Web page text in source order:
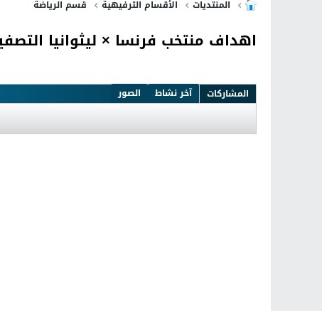
المنتديات
الأقسام الترفيهية قسم الرياضة
اهداف منتخب فرنسا × ليثوانيا
المشاركات آخر نشاط الصور